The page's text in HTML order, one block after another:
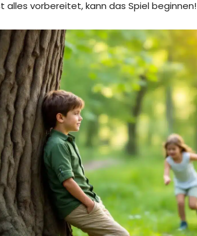
alles vorbereitet, kann das Spiel beginnen!